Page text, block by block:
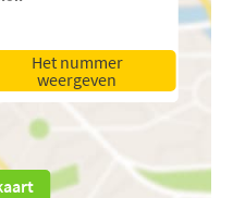
Het nummer
weergeven